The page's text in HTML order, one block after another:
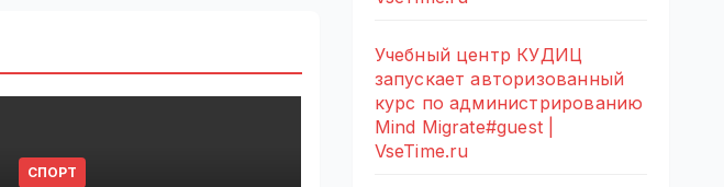
СПОРТ
Учебный центр КУДИЦ
запускает авторизованный
курс по администрированию
Mind Migrate#guest |
VseTime.ru